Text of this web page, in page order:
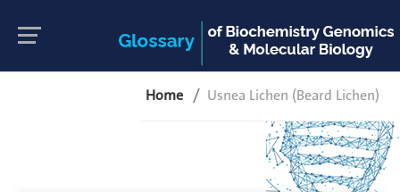
Home Usnea Lichen (Beard Lichen)